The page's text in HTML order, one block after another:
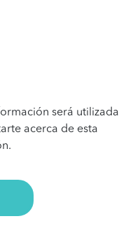
será utilizada
acerca de esta